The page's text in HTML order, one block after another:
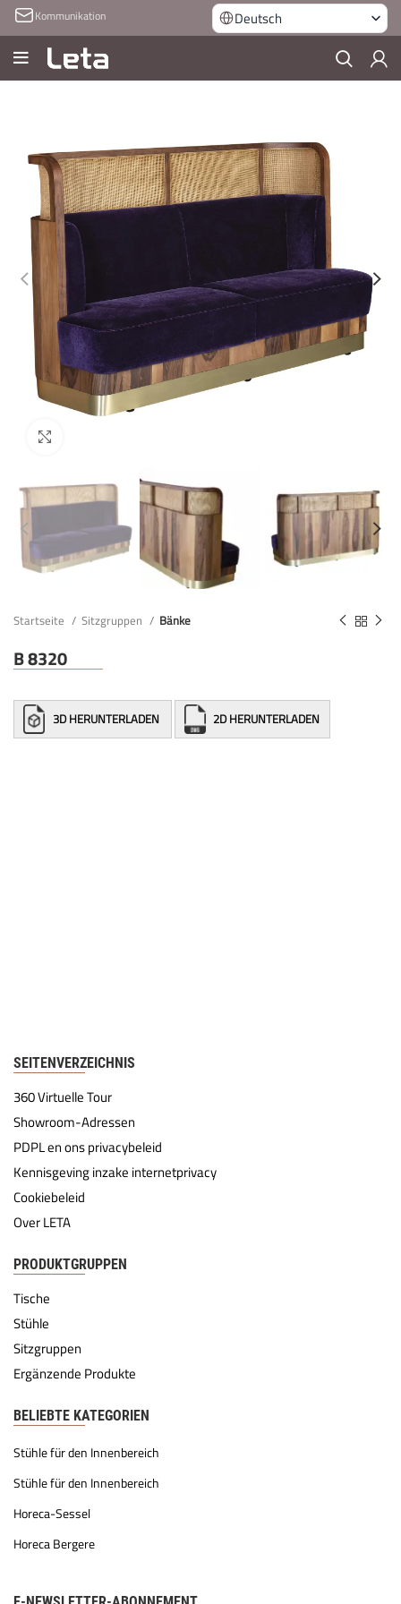
Kommunikation Deutsch
Startseite Sitzgruppen Bänke
B 8320
3D HERUNTERLADEN 2D HERUNTERLADEN
SEITENVERZEICHNIS
360 Virtuelle Tour
Showroom-Adressen
PDPL en ons privacybeleid
Kennisgeving inzake internetprivacy
Cookiebeleid
Over LETA
PRODUKTGRUPPEN
Tische
Stühle
Sitzgruppen
Ergänzende Produkte
BELIEBTE KATEGORIEN
Stühle für den Innenbereich
Stühle für den Innenbereich
Horeca-Sessel
Horeca Bergere